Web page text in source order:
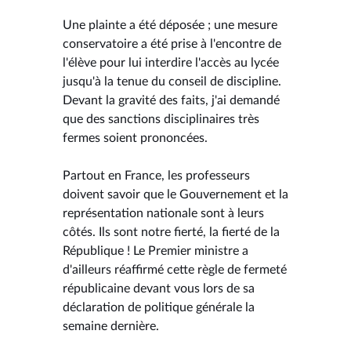
Une plainte a été déposée ; une mesure
conservatoire a été prise à l'encontre de
l'élève pour lui interdire l'accès au lycée
jusqu'à la tenue du conseil de discipline.
Devant la gravité des faits, j'ai demandé
que des sanctions disciplinaires très
fermes soient prononcées.
Partout en France, les professeurs
doivent savoir que le Gouvernement et la
représentation nationale sont à leurs
côtés. Ils sont notre fierté, la fierté de la
République ! Le Premier ministre a
d'ailleurs réaffirmé cette règle de fermeté
républicaine devant vous lors de sa
déclaration de politique générale la
semaine dernière.